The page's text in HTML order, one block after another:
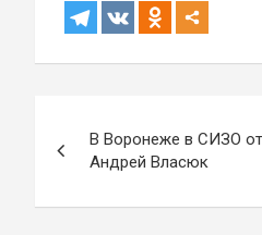
по
записям
В Воронеже в СИЗО
Андрей Власюк